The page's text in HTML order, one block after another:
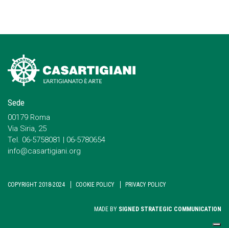
Sede
00179 Roma
Via Siria, 25
Tel. 06-5758081 | 06-5780654
info@casartigiani.org
COPYRIGHT 2018-2024 COOKIE POLICY PRIVACY POLICY
MADE BY SIGNED STRATEGIC COMMUNICATION